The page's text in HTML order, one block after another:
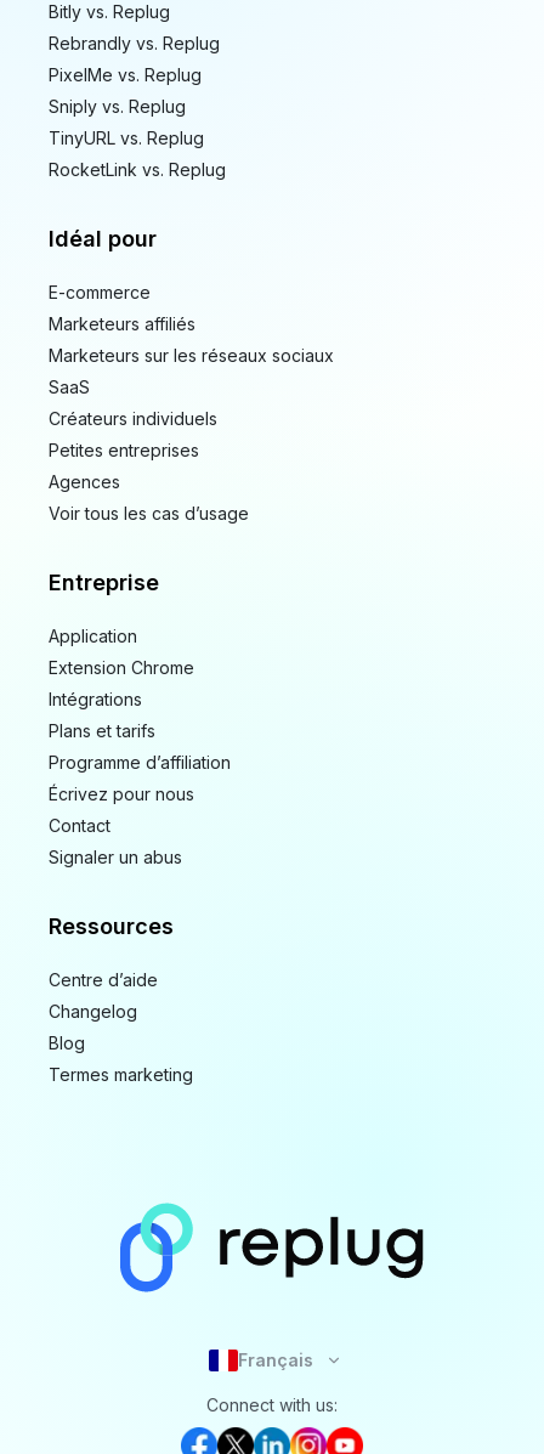
Bitly vs. Replug
Rebrandly vs. Replug
PixelMe vs. Replug
Sniply vs. Replug
TinyURL vs. Replug
RocketLink vs. Replug
Idéal pour
E-commerce
Marketeurs affiliés
Marketeurs sur les réseaux sociaux
SaaS
Créateurs individuels
Petites entreprises
Agences
Voir tous les cas d’usage
Entreprise
Application
Extension Chrome
Intégrations
Plans et tarifs
Programme d’affiliation
Écrivez pour nous
Contact
Signaler un abus
Ressources
Centre d’aide
Changelog
Blog
Termes marketing
Français
Connect with us: